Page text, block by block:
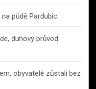
půdě Pardubic
duhový průvod
obyvatelé zůstali bez